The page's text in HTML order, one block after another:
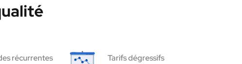
récurrentes
Tarifs dégressifs